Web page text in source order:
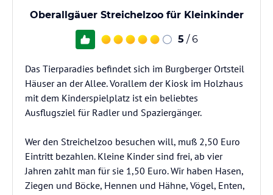
Oberallgäuer Streichelzoo für Kleinkinder
5 / 6
Das Tierparadies befindet sich im Burgberger Ortsteil
Häuser an der Allee. Vorallem der Kiosk im Holzhaus
mit dem Kinderspielplatz ist ein beliebtes
Ausflugsziel für Radler und Spaziergänger.
Wer den Streichelzoo besuchen will, muß 2,50 Euro
Eintritt bezahlen. Kleine Kinder sind frei, ab vier
Jahren zahlt man für sie 1,50 Euro. Wir haben Hasen,
Ziegen und Böcke, Hennen und Hähne, Vögel, Enten,